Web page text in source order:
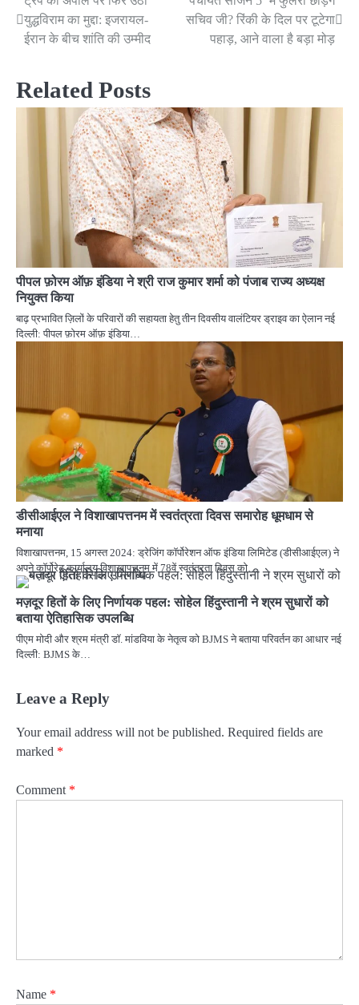
Post
navigation
युद्धविराम का मुद्दा: इजरायल-
ईरान के बीच शांति की उम्मीद
सचिव जी? रिंकी के दिल पर टूटेगा
पहाड़, आने वाला है बड़ा मोड़
Related Posts
पीपल फ़ोरम ऑफ़ इंडिया ने श्री राज कुमार शर्मा को पंजाब राज्य अध्यक्ष
नियुक्त किया
बाढ़ प्रभावित ज़िलों के परिवारों की सहायता हेतु तीन दिवसीय वालंटियर ड्राइव का ऐलान नई
दिल्ली: पीपल फ़ोरम ऑफ़ इंडिया…
डीसीआईएल ने विशाखापत्तनम में स्वतंत्रता दिवस समारोह धूमधाम से
मनाया
विशाखापत्तनम, 15 अगस्त 2024: ड्रेजिंग कॉर्पोरेशन ऑफ इंडिया लिमिटेड (डीसीआईएल) ने
अपने कॉर्पोरेट कार्यालय विशाखापत्तनम में 78वें स्वतंत्रता दिवस को…
मज़दूर हितों के लिए निर्णायक पहल: सोहेल हिंदुस्तानी ने श्रम सुधारों को
बताया ऐतिहासिक उपलब्धि
पीएम मोदी और श्रम मंत्री डॉ. मांडविया के नेतृत्व को BJMS ने बताया परिवर्तन का आधार नई
दिल्ली: BJMS के…
Leave a Reply
Your email address will not be published. Required fields are
marked *
Comment *
Name *